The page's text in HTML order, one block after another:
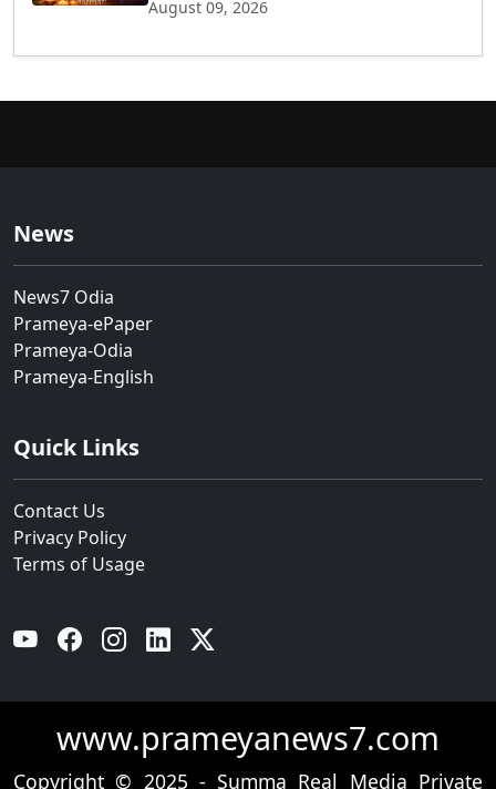
August 09, 2026
News
News7 Odia
Prameya-ePaper
Prameya-Odia
Prameya-English
Quick Links
Contact Us
Privacy Policy
Terms of Usage
YouTube Facebook Instagram Linkedin
www.prameyanews7.com
Copyright © 2025 - Summa Real Media Private